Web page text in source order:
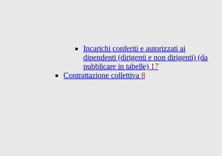
Incarichi conferiti e autorizzati ai
dipendenti (dirigenti e non dirigenti) (da
pubblicare in tabelle) 17
Contrattazione collettiva 8